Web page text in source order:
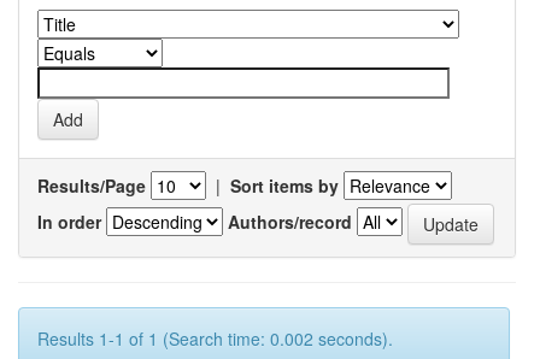
Results/Page | Sort items by
In order
Authors/record
Results 1-1 of 1 (Search time: 0.002 seconds).